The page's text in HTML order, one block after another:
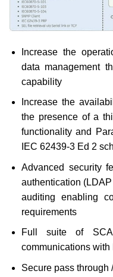
Increase the
data management
capability
Increase the
the presence of a
functionality and
IEC 62439-3 Ed 2
Advanced security
authentication
auditing enabling
requirements
Full suite of
communications with
Secure pass through